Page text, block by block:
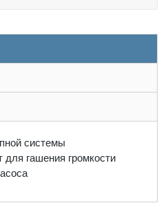
системы
для гашения громкости